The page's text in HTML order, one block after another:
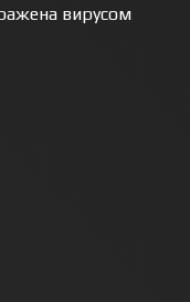
вирусом